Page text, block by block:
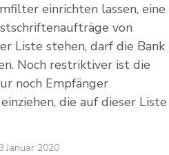
einrichten lassen, eine
von
Liste stehen, darf die Bank
Noch restriktiver ist die
noch Empfänger
die auf dieser Liste
Januar 2020